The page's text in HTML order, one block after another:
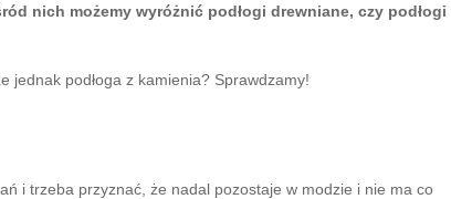
nich możemy wyróżnić podłogi drewniane, czy podłogi
jednak podłoga z kamienia? Sprawdzamy!
i trzeba przyznać, że nadal pozostaje w modzie i nie ma co